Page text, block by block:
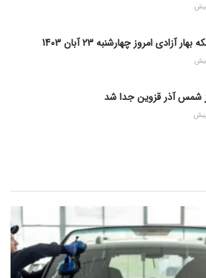
آزادی امروز چهارشنبه 23 آبان 1403
شمس آذر قزوین جدا شد